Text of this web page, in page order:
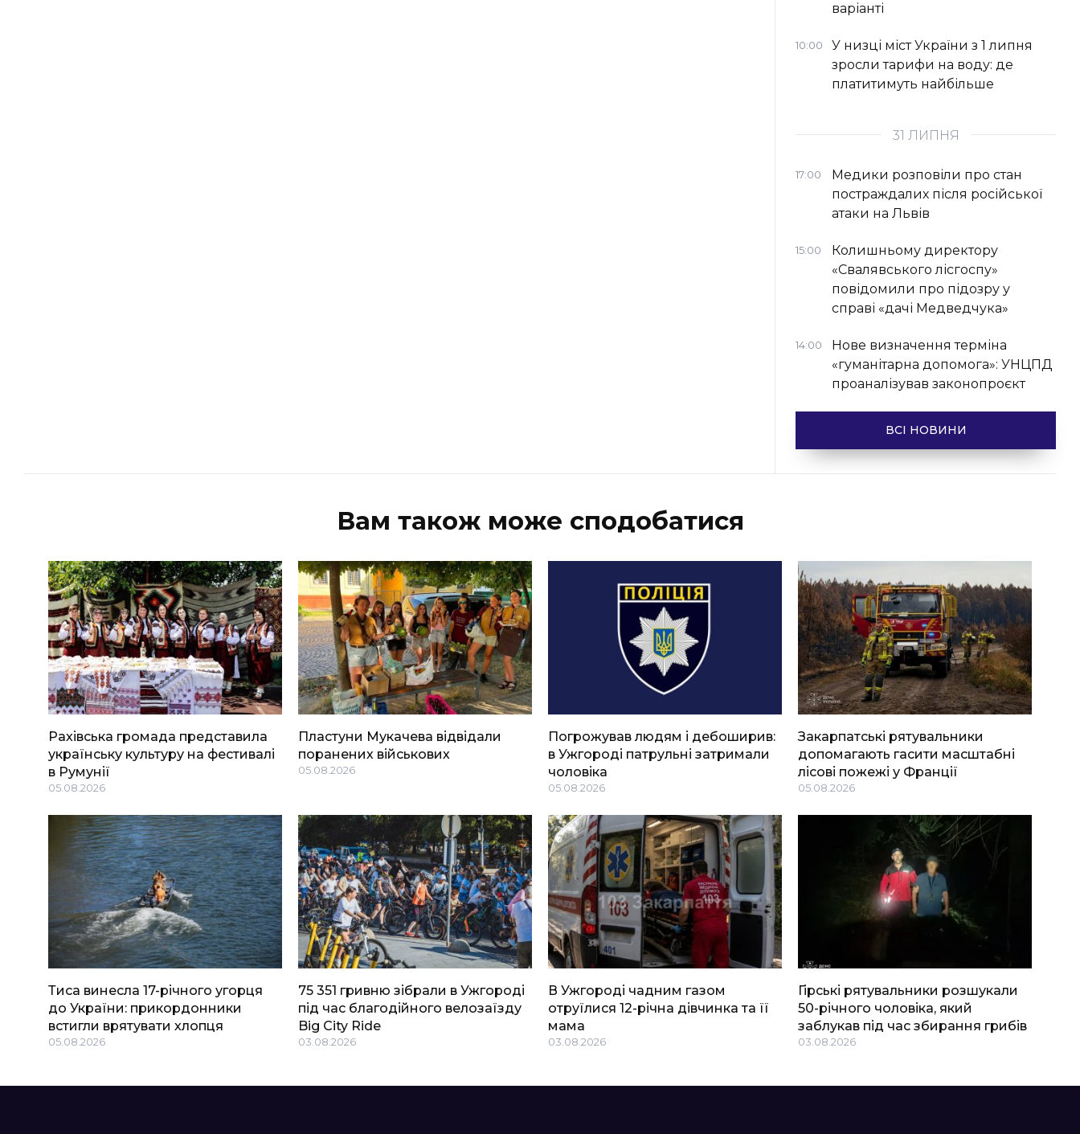
варіанті
10:00
У низці міст України з 1 липня
зросли тарифи на воду: де
платитимуть найбільше
31 ЛИПНЯ
17:00
Медики розповіли про стан
постраждалих після російської
атаки на Львів
15:00
Колишньому директору
«Свалявського лісгоспу»
повідомили про підозру у
справі «дачі Медведчука»
14:00
Нове визначення терміна
«гуманітарна допомога»: УНЦПД
проаналізував законопроєкт
ВСІ НОВИНИ
Вам також може сподобатися
Рахівська громада представила
українську культуру на фестивалі
в Румунії
05.08.2026
Пластуни Мукачева відвідали
поранених військових
05.08.2026
Погрожував людям і дебоширив:
в Ужгороді патрульні затримали
чоловіка
05.08.2026
Закарпатські рятувальники
допомагають гасити масштабні
лісові пожежі у Франції
05.08.2026
Тиса винесла 17-річного угорця
до України: прикордонники
встигли врятувати хлопця
05.08.2026
75 351 гривню зібрали в Ужгороді
під час благодійного велозаїзду
Big Сity Ride
03.08.2026
В Ужгороді чадним газом
отруїлися 12-річна дівчинка та її
мама
03.08.2026
Гірські рятувальники розшукали
50-річного чоловіка, який
заблукав під час збирання грибів
03.08.2026